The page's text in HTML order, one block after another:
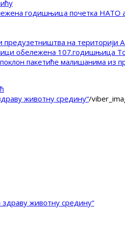
годишњица почетка НАТО
на територији
обележена 107.годишњица
пакетиће малишанима из
животну средину“/
животну средину“